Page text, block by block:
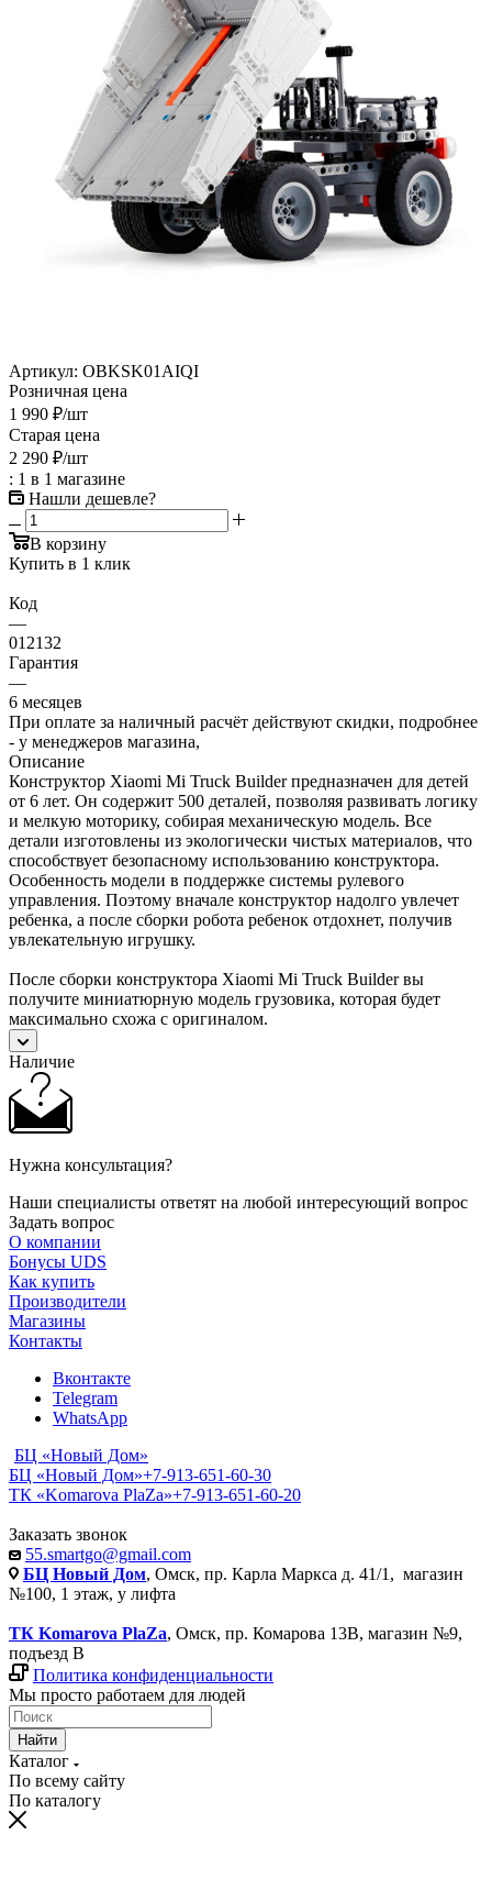
Артикул: OBKSK01AIQI
Розничная цена
1 990 ₽/шт
Старая цена
2 290 ₽/шт
: 1 в 1 магазине
Нашли дешевле?
В корзину
Купить в 1 клик
Код
—
012132
Гарантия
—
6 месяцев
При оплате за наличный расчёт действуют скидки, подробнее
- у менеджеров магазина,
Описание
Конструктор Xiaomi Mi Truck Builder предназначен для детей
от 6 лет. Он содержит 500 деталей, позволяя развивать логику
и мелкую моторику, собирая механическую модель. Все
детали изготовлены из экологически чистых материалов, что
способствует безопасному использованию конструктора.
Особенность модели в поддержке системы рулевого
управления. Поэтому вначале конструктор надолго увлечет
ребенка, а после сборки робота ребенок отдохнет, получив
увлекательную игрушку.
После сборки конструктора Xiaomi Mi Truck Builder вы
получите миниатюрную модель грузовика, которая будет
максимально схожа с оригиналом.
Наличие
Нужна консультация?
Наши специалисты ответят на любой интересующий вопрос
Задать вопрос
О компании
Бонусы UDS
Как купить
Производители
Магазины
Контакты
Вконтакте
Telegram
WhatsApp
БЦ «Новый Дом»
БЦ «Новый Дом»+7-913-651-60-30
ТК «Komarova PlaZa»+7-913-651-60-20
Заказать звонок
55.smartgo@gmail.com
БЦ Новый Дом, Омск, пр. Карла Маркса д. 41/1, магазин
№100, 1 этаж, у лифта
ТК Komarova PlaZa, Омск, пр. Комарова 13В, магазин №9,
подъезд В
Политика конфиденциальности
Мы просто работаем для людей
Найти
Каталог
По всему сайту
По каталогу